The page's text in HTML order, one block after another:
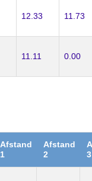
12.33 11.73
11.11 0.00
Afstand
1
Afstand
2
3